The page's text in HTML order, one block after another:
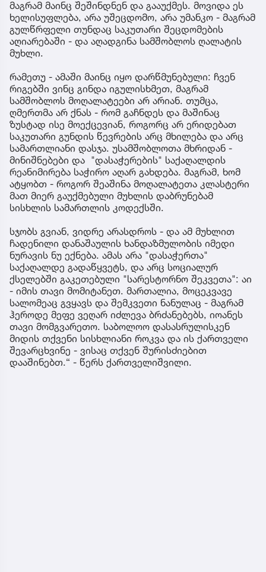
მაგრამ მაინც შეშინდნენ და გააუქმეს. მოვიდა ეს
ხელისუფლება, არა უშეცდომო, არა უმანკო - მაგრამ
გულწრფელი თუნდაც საკუთარი შეცდომების
აღიარებაში - და აღადგინა სამშობლოს ღალატის
მუხლი.
რამეთუ - ამაში მაინც იყო დარწმუნებული: ჩვენ
რიგებში ვინც გინდა იგულისხმეთ, მაგრამ
სამშობლოს მოღალატეები არ არიან. თუმცა,
ღმერთმა არ ქნას - რომ გაჩნდეს და მაშინაც
ზუსტად ისე მოექცევიან, როგორც არ ერიდებათ
საკუთარი გუნდის წევრების არც მხილება და არც
სამართლიანი დასჯა. უსამშობლოთა მხრიდან -
მინიშნებები და "დასაჭერების" საქაღალდის
რეანიმირება საჭირო აღარ გახდება. მაგრამ, ხომ
ატყობთ - როგორ შეაშინა მოღალატეთა კლასტერი
მათ მიერ გაუქმებული მუხლის დაბრუნებამ
სისხლის სამართლის კოდექსში.
სჯობს გვიან, ვიდრე არასდროს - და ამ მუხლით
ჩადენილი დანაშაულის ხანდაზმულობის იმედი
ნურავის ნუ ექნება. ამას არა "დასაჭერთა"
საქაღალდე გადაწყვეტს, და არც სოციალურ
ქსელებში გაკეთებული "სარესტორნო შეკვეთა": აი
- იმის თავი მომიტანეთ. მართალია, მოცეკვავე
სალომეაც გვყავს და შემკვეთი ნანულაც - მაგრამ
ჰეროდე მეფე ვეღარ იძლევა ბრძანებებს, იოანეს
თავი მომგვარეთო. საბოლოო დასასრულისკენ
მიდის თქვენი სისხლიანი როკვა და ის ქართველი
შევარცხვინე - ვისაც თქვენ შურისძიებით
დააშინებთ.“ - წერს ქართველიშვილი.